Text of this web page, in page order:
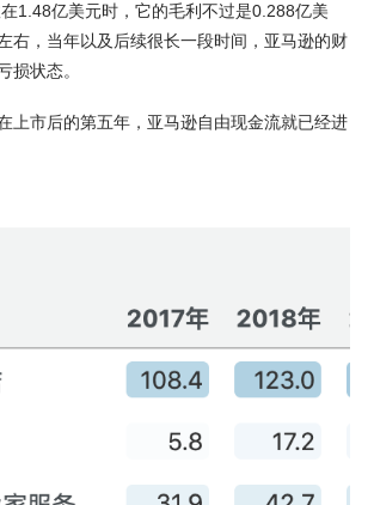
1.48亿美元时，它的毛利不过是0.288亿美
右，当年以及后续很长一段时间，亚马逊的财
损状态。
上市后的第五年，亚马逊自由现金流就已经进